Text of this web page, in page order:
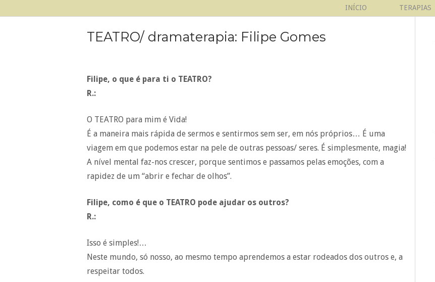
to
INÍCIO TERAPIAS
TEATRO/ dramaterapia: Filipe Gomes
Filipe, o que é para ti o TEATRO?
R.:
O TEATRO para mim é Vida!
É a maneira mais rápida de sermos e sentirmos sem ser, em nós próprios… É uma
viagem em que podemos estar na pele de outras pessoas/ seres. É simplesmente, magia!
A nível mental faz-nos crescer, porque sentimos e passamos pelas emoções, com a
rapidez de um “abrir e fechar de olhos”.
Filipe, como é que o TEATRO pode ajudar os outros?
R.:
Isso é simples!…
Neste mundo, só nosso, ao mesmo tempo aprendemos a estar rodeados dos outros e, a
respeitar todos.